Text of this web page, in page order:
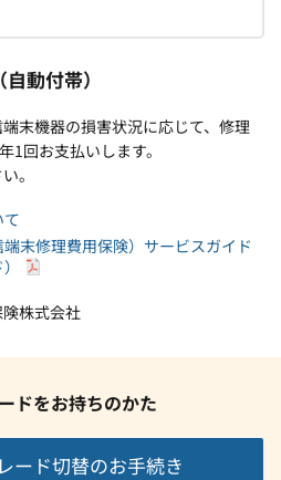
動付帯）
末機器の損害状況に応じて、修理
1回お支払いします。
。
末修理費用保険）サービスガイド
株式会社
ドをお持ちのかた
ード切替のお手続き